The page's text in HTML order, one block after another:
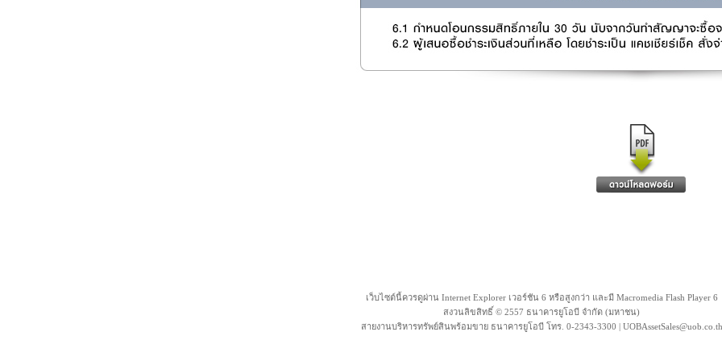
เว็บไซต์นี้ควรดูผ่าน Internet Explorer เวอร์ชัน 6 หรือสูงกว่า และมี Macromedia Flash Player 6
สงวนลิขสิทธิ์ © 2557 ธนาคารยูโอบี จํากัด (มหาชน)
สายงานบริหารทรัพย์สินพร้อมขาย ธนาคารยูโอบี โทร. 0-2343-3300 | UOBAssetSales@uob.co.th